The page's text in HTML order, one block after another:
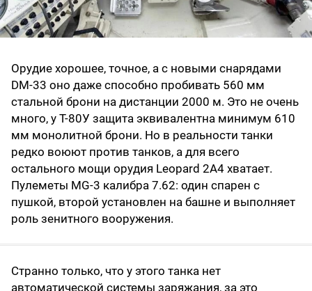
Орудие хорошее, точное, а с новыми снарядами
DM-33 оно даже способно пробивать 560 мм
стальной брони на дистанции 2000 м. Это не очень
много, у Т-80У защита эквивалентна минимум 610
мм монолитной брони. Но в реальности танки
редко воюют против танков, а для всего
остального мощи орудия Leopard 2А4 хватает.
Пулеметы MG-3 калибра 7.62: один спарен с
пушкой, второй установлен на башне и выполняет
роль зенитного вооружения.
Странно только, что у этого танка нет
автоматической системы заряжания, за это